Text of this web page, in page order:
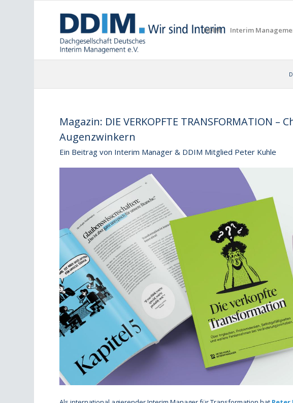
DDIM Interim
Magazin: DIE VERKOPFTE TRANSFORMATION –
Augenzwinkern
Ein Beitrag von Interim Manager & DDIM Mitglied Peter Kuhle